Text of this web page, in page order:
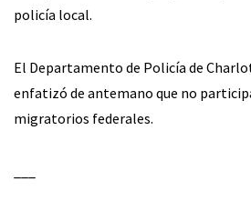
policía local.
El Departamento de Policía de
enfatizó de antemano que no
migratorios federales.